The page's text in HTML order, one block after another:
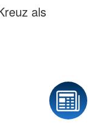
als